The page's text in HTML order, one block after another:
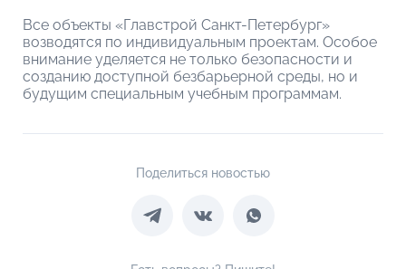
Все объекты «Главстрой Санкт-Петербург»
возводятся по индивидуальным проектам. Особое
внимание уделяется не только безопасности и
созданию доступной безбарьерной среды, но и
будущим специальным учебным программам.
Поделиться новостью